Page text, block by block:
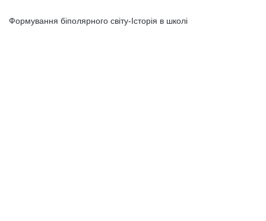
Формування біполярного світу-Історія в школі